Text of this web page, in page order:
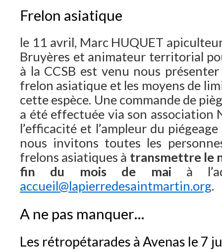
Frelon asiatique
le 11 avril, Marc HUQUET
Bruyères et animateur territorial
à la CCSB est venu nous
frelon asiatique et les moyens de
cette espèce. Une commande de
a été effectuée via son association
l’efficacité et l’ampleur du
nous invitons toutes les
frelons asiatiques à transmettre le
fin du mois de mai à
accueil@lapierredesaintmartin.org.
A ne pas manquer…
Les rétropétarades à Avenas le 7